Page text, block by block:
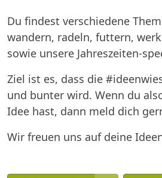
Du findest verschiedene
wandern, radeln, futtern,
sowie unsere Jahreszeiten-
Ziel ist es, dass die
und bunter wird. Wenn du
Idee hast, dann meld dich
Wir freuen uns auf deine